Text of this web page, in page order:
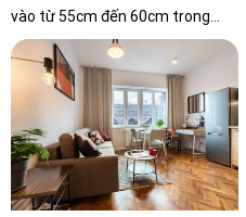
vào từ 55cm đến 60cm trong
tường. Chúng ta chỉ có thể nhìn
thấy mặt tiền của tủ mà không
nhìn được phía sau, 2 bên xung
quanh của tủ. Thiết kế này giúp
tiết kiệm tối đa không gian sử
dụng, đồng thời khiến cho không
gian trở nên vuông vắn, liền